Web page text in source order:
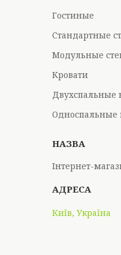
Гостиные
Стандартные
Модульные
Кровати
Двухспальные
Односпальные
Інтернет-
Київ, Україна